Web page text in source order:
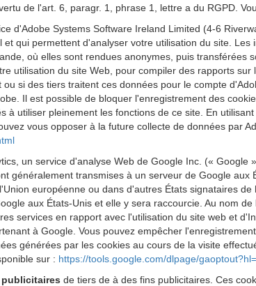
de l'art. 6, paragr. 1, phrase 1, lettre a du RGPD.
d'Adobe Systems Software Ireland Limited (4-6
qui permettent d'analyser votre utilisation du site.
où elles sont rendues anonymes, puis
utilisation du site Web, pour compiler des rapports
si des tiers traitent ces données pour le compte
Il est possible de bloquer l'enregistrement des
à utiliser pleinement les fonctions de ce site. En
vous opposer à la future collecte de données par
un service d'analyse Web de Google Inc. («
généralement transmises à un serveur de Google
européenne ou dans d'autres États signataires
aux États-Unis et elle y sera raccourcie. Au nom
services en rapport avec l'utilisation du site web et
à Google. Vous pouvez empêcher
générées par les cookies au cours de la visite
sur : https://tools.google.com/dlpage/
de tiers de à des fins publicitaires. Ces